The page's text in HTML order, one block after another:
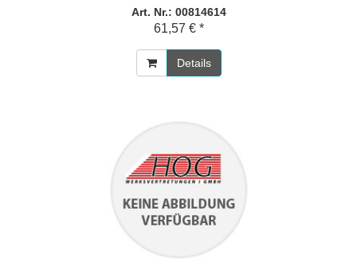
Art. Nr.: 00814614
61,57 € *
Details